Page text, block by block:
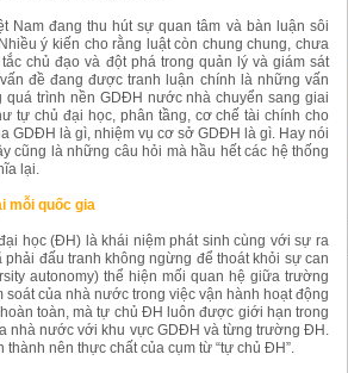
Nam đang thu hút sự quan tâm và bàn luận sôi
ý kiến cho rằng luật còn chung chung, chưa
chủ đạo và đột phá trong quản lý và giám sát
đề đang được tranh luận chính là những vấn
quá trình nền GDĐH nước nhà chuyển sang giai
tự chủ đại học, phân tầng, cơ chế tài chính cho
GDĐH là gì, nhiệm vụ cơ sở GDĐH là gì. Hay nói
cũng là những câu hỏi mà hầu hết các hệ thống
lại.
mỗi quốc gia
học (ĐH) là khái niệm phát sinh cùng với sự ra
đấu tranh không ngừng để thoát khỏi sự can
autonomy) thể hiện mối quan hệ giữa trường
của nhà nước trong việc vận hành hoạt động
toàn, mà tự chủ ĐH luôn được giới hạn trong
nhà nước với khu vực GDĐH và từng trường ĐH.
nên thực chất của cụm từ “tự chủ ĐH”.